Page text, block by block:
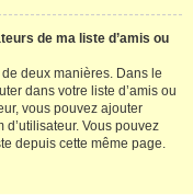
de ma liste d’amis ou
deux manières. Dans le
dans votre liste d’amis ou
vous pouvez ajouter
Vous pouvez
depuis cette même page.